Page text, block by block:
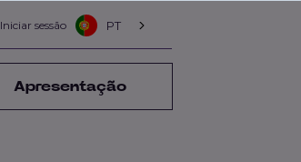
Iniciar sessão PT
Apresentação